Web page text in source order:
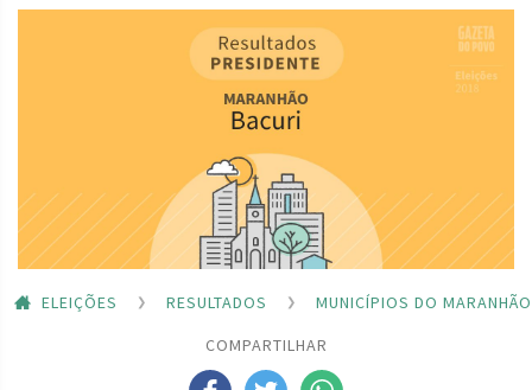
ELEIÇÕES RESULTADOS
MUNICÍPIOS DO MARANHÃO
COMPARTILHAR